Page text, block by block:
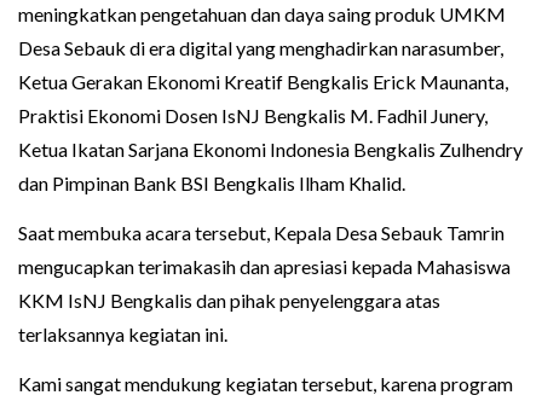
meningkatkan pengetahuan dan daya saing produk UMKM
Desa Sebauk di era digital yang menghadirkan narasumber,
Ketua Gerakan Ekonomi Kreatif Bengkalis Erick Maunanta,
Praktisi Ekonomi Dosen IsNJ Bengkalis M. Fadhil Junery,
Ketua Ikatan Sarjana Ekonomi Indonesia Bengkalis Zulhendry
dan Pimpinan Bank BSI Bengkalis Ilham Khalid.
Saat membuka acara tersebut, Kepala Desa Sebauk Tamrin
mengucapkan terimakasih dan apresiasi kepada Mahasiswa
KKM IsNJ Bengkalis dan pihak penyelenggara atas
terlaksannya kegiatan ini.
Kami sangat mendukung kegiatan tersebut, karena program